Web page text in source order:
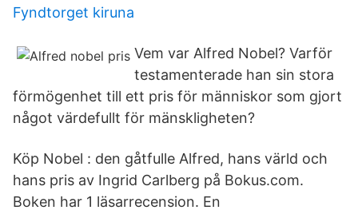
Fyndtorget kiruna
Vem var Alfred Nobel? Varför
testamenterade han sin stora
förmögenhet till ett pris för människor som gjort
något värdefullt för mänskligheten?
Köp Nobel : den gåtfulle Alfred, hans värld och
hans pris av Ingrid Carlberg på Bokus.com.
Boken har 1 läsarrecension. En